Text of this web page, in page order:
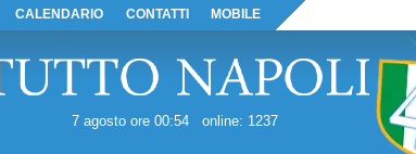
CALENDARIO CONTATTI MOBILE
7 agosto ore 00:54 online: 1237